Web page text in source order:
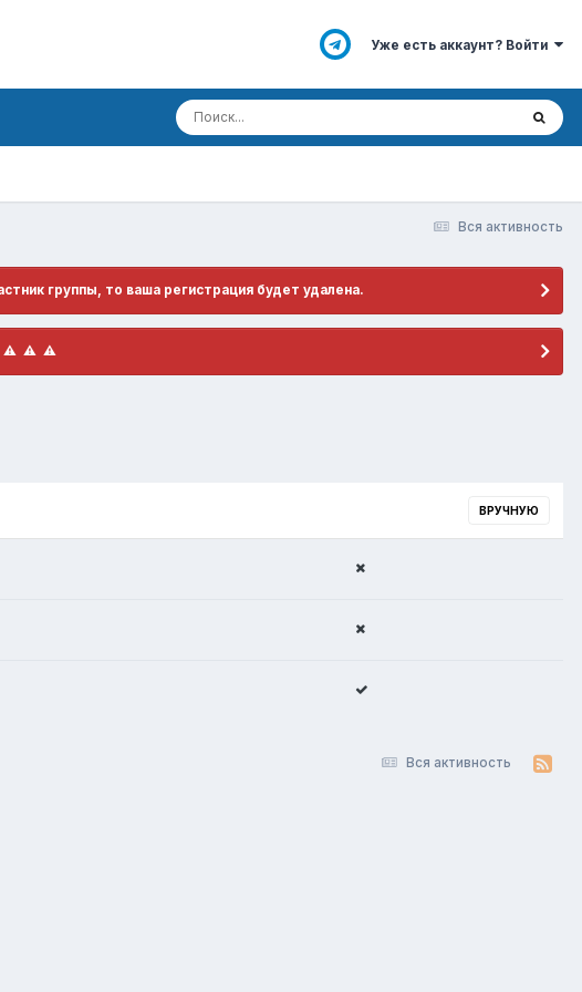
Уже есть аккаунт? Войти
Вся активность
группы, то ваша регистрация будет удалена.
⚠️ ​​ ⚠️ ​​ ⚠️
ВРУЧНУЮ
Вся активность